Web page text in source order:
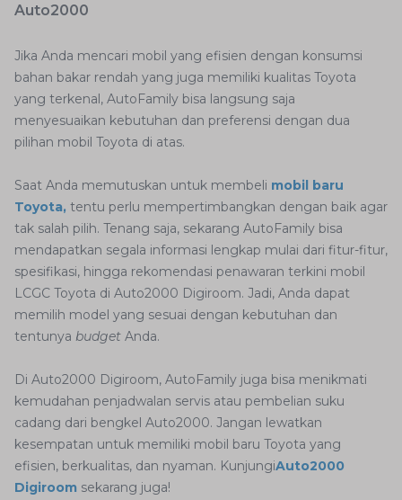
Auto2000
Jika Anda mencari mobil yang efisien dengan konsumsi
bahan bakar rendah yang juga memiliki kualitas Toyota
yang terkenal, AutoFamily bisa langsung saja
menyesuaikan kebutuhan dan preferensi dengan dua
pilihan mobil Toyota di atas.
Saat Anda memutuskan untuk membeli mobil baru
Toyota, tentu perlu mempertimbangkan dengan baik agar
tak salah pilih. Tenang saja, sekarang AutoFamily bisa
mendapatkan segala informasi lengkap mulai dari fitur-fitur,
spesifikasi, hingga rekomendasi penawaran terkini mobil
LCGC Toyota di Auto2000 Digiroom. Jadi, Anda dapat
memilih model yang sesuai dengan kebutuhan dan
tentunya budget Anda.
Di Auto2000 Digiroom, AutoFamily juga bisa menikmati
kemudahan penjadwalan servis atau pembelian suku
cadang dari bengkel Auto2000. Jangan lewatkan
kesempatan untuk memiliki mobil baru Toyota yang
efisien, berkualitas, dan nyaman. KunjungiAuto2000
Digiroom sekarang juga!